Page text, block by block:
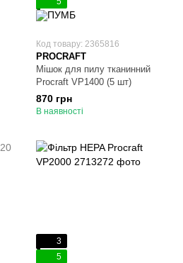
Код товару: 2365816
PROCRAFT
Мішок для пилу тканинний
Procraft VP1400 (5 шт)
870 грн
В наявності
3
5